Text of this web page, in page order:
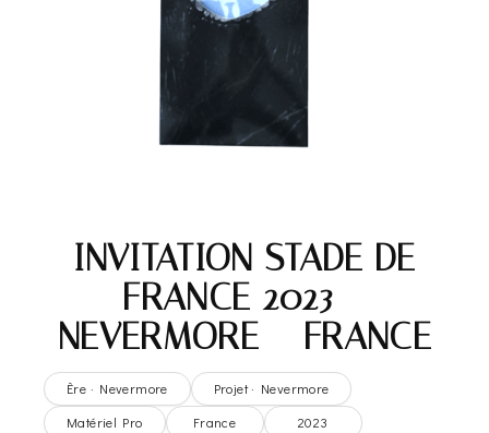
INVITATION STADE DE
FRANCE 2023 –
NEVERMORE – FRANCE
Ère · Nevermore
Projet · Nevermore
Matériel Pro
France 2023